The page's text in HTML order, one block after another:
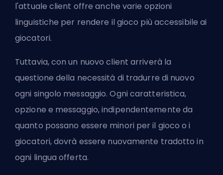
l'attuale client offre anche varie opzioni
linguistiche per rendere il gioco più accessibile ai
giocatori.
Tuttavia, con un nuovo client arriverà la
questione della necessità di tradurre di nuovo
ogni singolo messaggio. Ogni caratteristica,
opzione e messaggio, indipendentemente da
quanto possano essere minori per il gioco o i
giocatori, dovrà essere nuovamente tradotto in
ogni lingua offerta.